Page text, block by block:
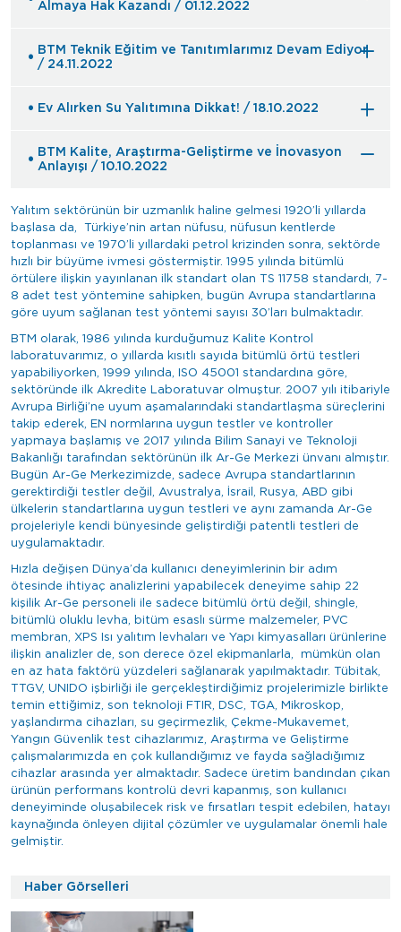
Almaya Hak Kazandı / 01.12.2022
BTM Teknik Eğitim ve Tanıtımlarımız Devam Ediyor
/ 24.11.2022
Ev Alırken Su Yalıtımına Dikkat! / 18.10.2022
BTM Kalite, Araştırma-Geliştirme ve İnovasyon
Anlayışı / 10.10.2022
Yalıtım sektörünün bir uzmanlık haline gelmesi 1920’li yıllarda
başlasa da, Türkiye’nin artan nüfusu, nüfusun kentlerde
toplanması ve 1970’li yıllardaki petrol krizinden sonra, sektörde
hızlı bir büyüme ivmesi göstermiştir. 1995 yılında bitümlü
örtülere ilişkin yayınlanan ilk standart olan TS 11758 standardı, 7-
8 adet test yöntemine sahipken, bugün Avrupa standartlarına
göre uyum sağlanan test yöntemi sayısı 30’ları bulmaktadır.
BTM olarak, 1986 yılında kurduğumuz Kalite Kontrol
laboratuvarımız, o yıllarda kısıtlı sayıda bitümlü örtü testleri
yapabiliyorken, 1999 yılında, ISO 45001 standardına göre,
sektöründe ilk Akredite Laboratuvar olmuştur. 2007 yılı itibariyle
Avrupa Birliği’ne uyum aşamalarındaki standartlaşma süreçlerini
takip ederek, EN normlarına uygun testler ve kontroller
yapmaya başlamış ve 2017 yılında Bilim Sanayi ve Teknoloji
Bakanlığı tarafından sektörünün ilk Ar-Ge Merkezi ünvanı almıştır.
Bugün Ar-Ge Merkezimizde, sadece Avrupa standartlarının
gerektirdiği testler değil, Avustralya, İsrail, Rusya, ABD gibi
ülkelerin standartlarına uygun testleri ve aynı zamanda Ar-Ge
projeleriyle kendi bünyesinde geliştirdiği patentli testleri de
uygulamaktadır.
Hızla değişen Dünya’da kullanıcı deneyimlerinin bir adım
ötesinde ihtiyaç analizlerini yapabilecek deneyime sahip 22
kişilik Ar-Ge personeli ile sadece bitümlü örtü değil, shingle,
bitümlü oluklu levha, bitüm esaslı sürme malzemeler, PVC
membran, XPS Isı yalıtım levhaları ve Yapı kimyasalları ürünlerine
ilişkin analizler de, son derece özel ekipmanlarla, mümkün olan
en az hata faktörü yüzdeleri sağlanarak yapılmaktadır. Tübitak,
TTGV, UNIDO işbirliği ile gerçekleştirdiğimiz projelerimizle birlikte
temin ettiğimiz, son teknoloji FTIR, DSC, TGA, Mikroskop,
yaşlandırma cihazları, su geçirmezlik, Çekme-Mukavemet,
Yangın Güvenlik test cihazlarımız, Araştırma ve Geliştirme
çalışmalarımızda en çok kullandığımız ve fayda sağladığımız
cihazlar arasında yer almaktadır. Sadece üretim bandından çıkan
ürünün performans kontrolü devri kapanmış, son kullanıcı
deneyiminde oluşabilecek risk ve fırsatları tespit edebilen, hatayı
kaynağında önleyen dijital çözümler ve uygulamalar önemli hale
gelmiştir.
Haber Görselleri